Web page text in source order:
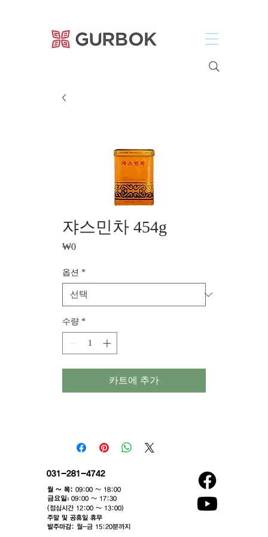
거복푸드
쟈스민차 454g
₩0가
옵션 *
수량 *
카트에 추가
031-281-4742
월 ~ 목: 09:00 ~ 18:00
​금요일: 09:00 ~ 17:30
(점심시간 12:00 ~ 13:00)​
주말 및 공휴일 휴무
발주마감: 월-금 15:20분까지